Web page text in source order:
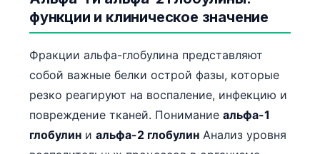
функции и клиническое значение
Фракции альфа-глобулина представляют
собой важные белки острой фазы, которые
резко реагируют на воспаление, инфекцию и
повреждение тканей. Понимание альфа-1
глобулин и альфа-2 глобулин Анализ уровня